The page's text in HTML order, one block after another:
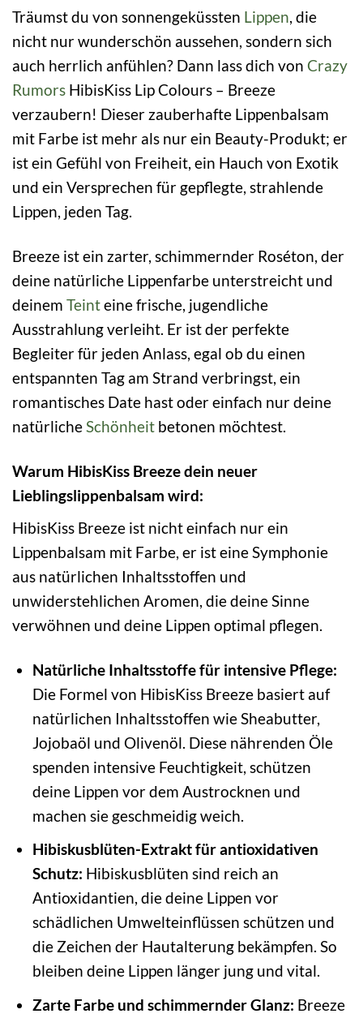
Träumst du von sonnengeküssten Lippen, die
nicht nur wunderschön aussehen, sondern sich
auch herrlich anfühlen? Dann lass dich von Crazy
Rumors HibisKiss Lip Colours – Breeze
verzaubern! Dieser zauberhafte Lippenbalsam
mit Farbe ist mehr als nur ein Beauty-Produkt; er
ist ein Gefühl von Freiheit, ein Hauch von Exotik
und ein Versprechen für gepflegte, strahlende
Lippen, jeden Tag.
Breeze ist ein zarter, schimmernder Roséton, der
deine natürliche Lippenfarbe unterstreicht und
deinem Teinteine frische, jugendliche
Ausstrahlung verleiht. Er ist der perfekte
Begleiter für jeden Anlass, egal ob du einen
entspannten Tag am Strand verbringst, ein
romantisches Date hast oder einfach nur deine
natürlicheSchönheit betonen möchtest.
Warum HibisKiss Breeze dein neuer
Lieblingslippenbalsam wird:
HibisKiss Breeze ist nicht einfach nur ein
Lippenbalsam mit Farbe, er ist eine Symphonie
aus natürlichen Inhaltsstoffen und
unwiderstehlichen Aromen, die deine Sinne
verwöhnen und deine Lippen optimal pflegen.
Natürliche Inhaltsstoffe für intensive Pflege:
Die Formel von HibisKiss Breeze basiert auf
natürlichen Inhaltsstoffen wie Sheabutter,
Jojobaöl und Olivenöl. Diese nährenden Öle
spenden intensive Feuchtigkeit, schützen
deine Lippen vor dem Austrocknen und
machen sie geschmeidig weich.
Hibiskusblüten-Extrakt für antioxidativen
Schutz: Hibiskusblüten sind reich an
Antioxidantien, die deine Lippen vor
schädlichen Umwelteinflüssen schützen und
die Zeichen der Hautalterung bekämpfen. So
bleiben deine Lippen länger jung und vital.
Zarte Farbe und schimmernder Glanz: Breeze